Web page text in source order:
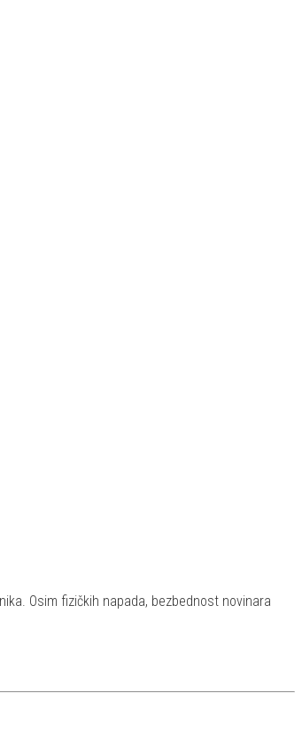
Osim fizičkih napada, bezbednost novinara